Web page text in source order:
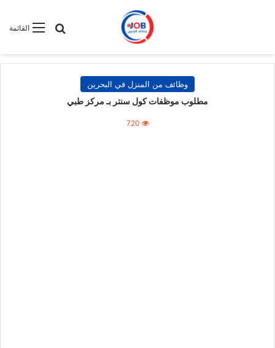
القائمةبحث عن
وظائف من المنزل في البحرين
مطلوب موظفات كول سنتر بـ مركز طبي
720